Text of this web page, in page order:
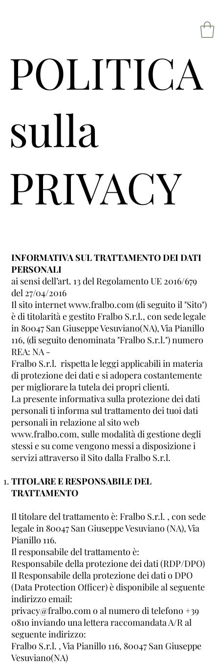
INFORMATIVA SUL TRATTAMENTO DEI DATI
PERSONALI
ai sensi dell’art. 13 del Regolamento UE 2016/679
del 27/04/2016
Il sito internetwww.fralbo.com (di seguito il "Sito")
è di titolarità e gestito Fralbo S.r.l., con sede legale
in 80047 San Giuseppe Vesuviano(NA), Via Pianillo
116, (di seguito denominata "Fralbo S.r.l.") numero
REA: NA -
Fralbo S.r.l. rispetta le leggi applicabili in materia
di protezione dei dati e si adopera costantemente
per migliorare la tutela dei propri clienti.
La presente informativa sulla protezione dei dati
personali ti informa sul trattamento dei tuoi dati
personali in relazione al sito web
www.fralbo.com, sulle modalità di gestione degli
stessi e su come vengono messi a disposizione i
servizi attraverso il Sito dalla Fralbo S.r.l.
TITOLARE E RESPONSABILE DEL
TRATTAMENTO
Il titolare del trattamento è: Fralbo S.r.l. , con sede
legale in 80047 San Giuseppe Vesuviano (NA), Via
Pianillo 116.
Il responsabile del trattamento è:
Responsabile della protezione dei dati (RDP/DPO)
Il Responsabile della protezione dei dati o DPO
(Data Protection Officer) è disponibile al seguente
indirizzo email:
privacy@fralbo.com o al numero di telefono +39
081o inviando una lettera raccomandata A/R al
seguente indirizzo:
Fralbo S.r.l. , Via Pianillo 116, 80047 San Giuseppe
Vesuviano(NA)
POLITICA
sulla
PRIVACY